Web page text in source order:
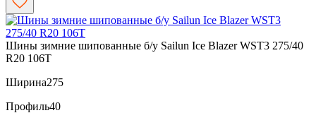
Шины зимние шипованные б/у Sailun Ice Blazer WST3 275/40
R20 106T
Ширина275
Профиль40